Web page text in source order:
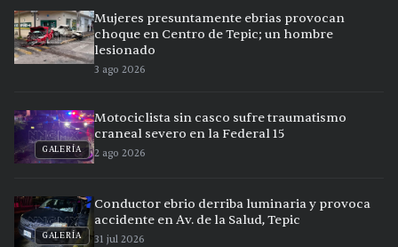
Mujeres presuntamente ebrias provocan
choque en Centro de Tepic; un hombre
lesionado
3 ago 2026
GALERÍA
Motociclista sin casco sufre traumatismo
craneal severo en la Federal 15
2 ago 2026
GALERÍA
Conductor ebrio derriba luminaria y provoca
accidente en Av. de la Salud, Tepic
31 jul 2026